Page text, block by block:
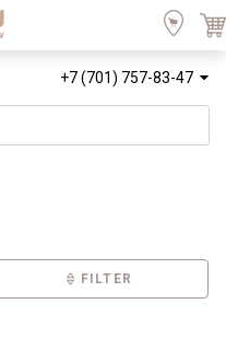
+7 (701) 757-83-47
FILTER